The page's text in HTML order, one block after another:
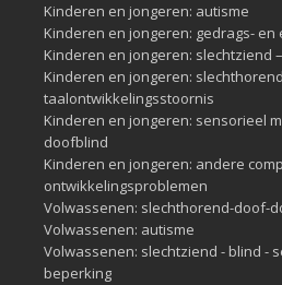
Kinderen en jongeren: autisme
Kinderen en jongeren: gedrags-
Kinderen en jongeren: slechtziend
Kinderen en jongeren:
taalontwikkelingsstoornis
Kinderen en jongeren: sensorieel
doofblind
Kinderen en jongeren: andere
ontwikkelingsproblemen
Volwassenen: slechthorend-doof-
Volwassenen: autisme
Volwassenen: slechtziend - blind -
beperking